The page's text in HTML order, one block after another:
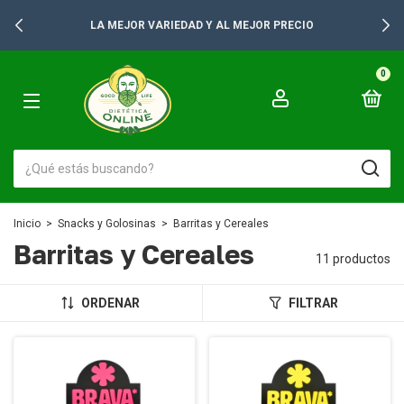
LA MEJOR VARIEDAD Y AL MEJOR PRECIO
0
Inicio > Snacks y Golosinas > Barritas y Cereales
Barritas y Cereales 11 productos
ORDENAR FILTRAR